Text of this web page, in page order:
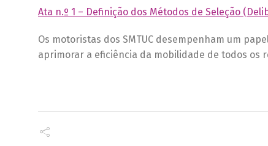
Ata n.º 1 – Definição dos Métodos de Seleção
Os motoristas dos SMTUC desempenham um
aprimorar a eficiência da mobilidade de todos os